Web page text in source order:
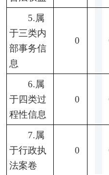
5.属
于三类内
部事务信
息
0
6.属
于四类过
程性信息
0
7.属
于行政执
法案卷
0